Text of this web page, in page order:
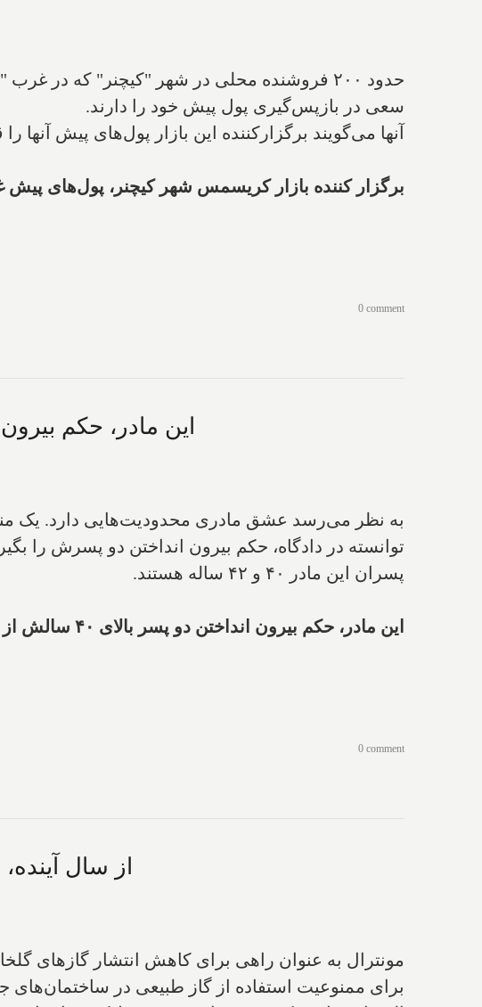
حدود ۲۰۰ فروشنده محلی در شهر "کیچنر" که در
سعی در بازپس‌گیری پول پیش خود را دارند.
آنها می‌گویند برگزارکننده این بازار پول‌های پیش آنها
برگزار کننده بازار کریسمس شهر کیچنر، پول‌های پیش
0 comment
این مادر، حکم بیرون انداختن دو پسر
توانسته در دادگاه، حکم بیرون انداختن دو پسرش را
پسران این مادر ۴۰ و ۴۲ ساله هستند.
این مادر، حکم بیرون انداختن دو پسر بالای ۴۰ سالش از خانه را گرفت و آنها را انگل نامید
0 comment
از سال
برای ممنوعیت استفاده از گاز طبیعی در